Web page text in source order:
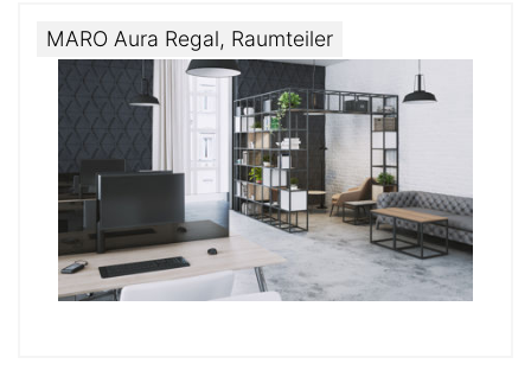
MARO Aura Regal, Raumteiler